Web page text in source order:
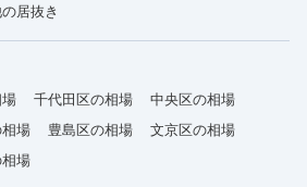
居抜き
千代田区の相場
中央区の相場
場 豊島区の相場
文京区の相場
相場